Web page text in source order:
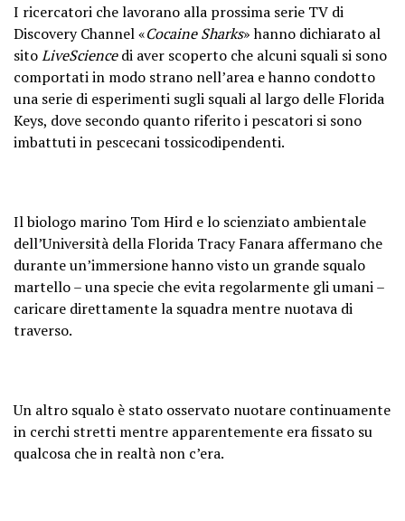
I ricercatori che lavorano alla prossima serie TV di
Discovery Channel «Cocaine Sharks» hanno dichiarato al
sitoLiveSciencedi aver scoperto che alcuni squali si sono
comportati in modo strano nell’area e hanno condotto
una serie di esperimenti sugli squali al largo delle Florida
Keys, dove secondo quanto riferito i pescatori si sono
imbattuti in pescecani tossicodipendenti.
Il biologo marino Tom Hird e lo scienziato ambientale
dell’Università della Florida Tracy Fanara affermano che
durante un’immersione hanno visto un grande squalo
martello – una specie che evita regolarmente gli umani –
caricare direttamente la squadra mentre nuotava di
traverso.
Un altro squalo è stato osservato nuotare continuamente
in cerchi stretti mentre apparentemente era fissato su
qualcosa che in realtà non c’era.